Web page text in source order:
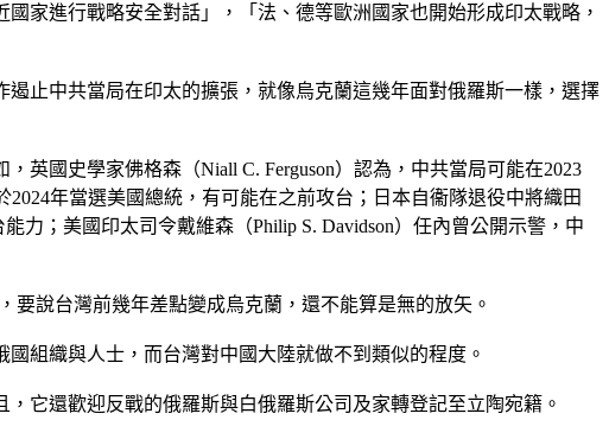
家進行戰略安全對話」，「法、德等歐洲國家也開始形成印太戰略，
止中共當局在印太的擴張，就像烏克蘭這幾年面對俄羅斯一樣，選擇
英國史學家佛格森（Niall C. Ferguson）認為，中共當局可能在2023
於2024年當選美國總統，有可能在之前攻台；日本自衞隊退役中將織田
力；美國印太司令戴維森（Philip S. Davidson）任內曾公開示警，中
要說台灣前幾年差點變成烏克蘭，還不能算是無的放矢。
組織與人士，而台灣對中國大陸就做不到類似的程度。
它還歡迎反戰的俄羅斯與白俄羅斯公司及家轉登記至立陶宛籍。